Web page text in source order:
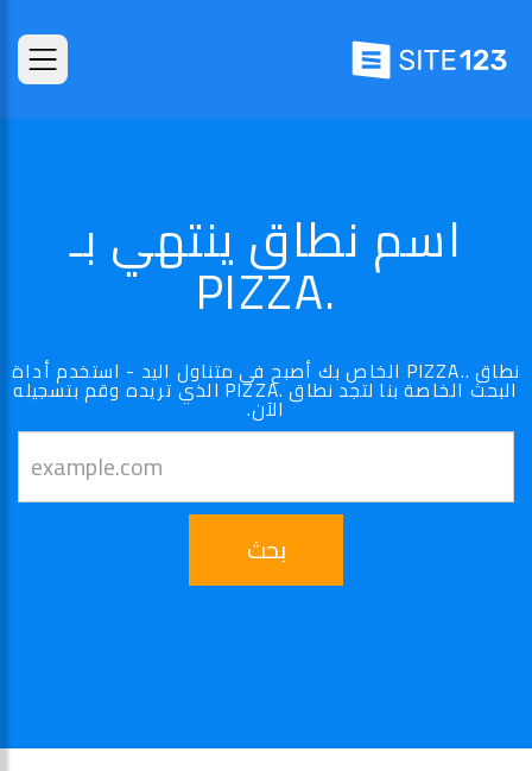
اسم نطاق ينتهي بـ
.PIZZA
نطاق ..PIZZA الخاص بك أصبح في متناول اليد - استخدم أداة
البحث الخاصة بنا لتجد نطاق .PIZZA الذي تريده وقم بتسجيله
الآن.
بحث